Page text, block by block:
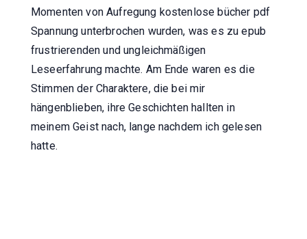
Momenten von Aufregung kostenlose bücher pdf
Spannung unterbrochen wurden, was es zu epub
frustrierenden und ungleichmäßigen
Leseerfahrung machte. Am Ende waren es die
Stimmen der Charaktere, die bei mir
hängenblieben, ihre Geschichten hallten in
meinem Geist nach, lange nachdem ich gelesen
hatte.